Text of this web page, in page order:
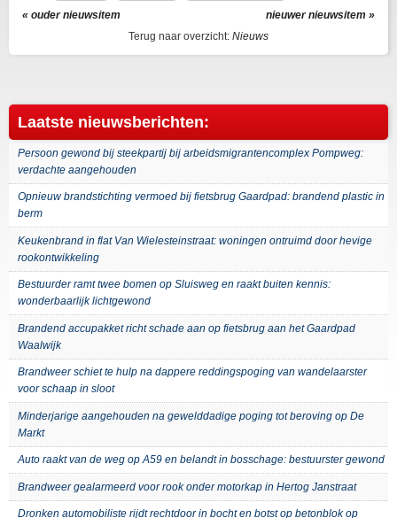
« ouder nieuwsitem
nieuwer nieuwsitem »
Terug naar overzicht: Nieuws
Laatste nieuwsberichten:
Persoon gewond bij steekpartij bij arbeidsmigrantencomplex Pompweg:
verdachte aangehouden
Opnieuw brandstichting vermoed bij fietsbrug Gaardpad: brandend plastic in
berm
Keukenbrand in flat Van Wielesteinstraat: woningen ontruimd door hevige
rookontwikkeling
Bestuurder ramt twee bomen op Sluisweg en raakt buiten kennis:
wonderbaarlijk lichtgewond
Brandend accupakket richt schade aan op fietsbrug aan het Gaardpad
Waalwijk
Brandweer schiet te hulp na dappere reddingspoging van wandelaarster
voor schaap in sloot
Minderjarige aangehouden na gewelddadige poging tot beroving op De
Markt
Auto raakt van de weg op A59 en belandt in bosschage: bestuurster gewond
Brandweer gealarmeerd voor rook onder motorkap in Hertog Janstraat
Dronken automobiliste rijdt rechtdoor in bocht en botst op betonblok op